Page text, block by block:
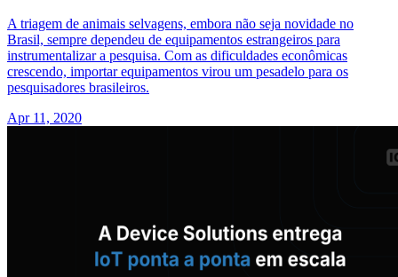
A triagem de animais selvagens, embora não seja novidade no
Brasil, sempre dependeu de equipamentos estrangeiros para
instrumentalizar a pesquisa. Com as dificuldades econômicas
crescendo, importar equipamentos virou um pesadelo para os
pesquisadores brasileiros.
Apr 11, 2020